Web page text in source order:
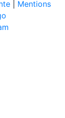
| Mentions